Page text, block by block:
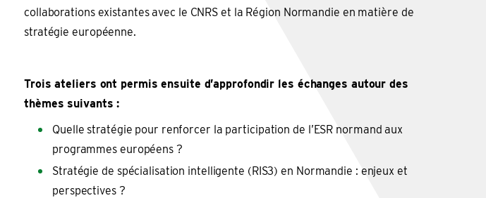
collaborations existantes avec le CNRS et la Région Normandie en matière de
stratégie européenne.
Trois ateliers ont permis ensuite d’approfondir les échanges autour des
thèmes suivants :
Quelle stratégie pour renforcer la participation de l’ESR normand aux
programmes européens ?
Stratégie de spécialisation intelligente (RIS3) en Normandie : enjeux et
perspectives ?